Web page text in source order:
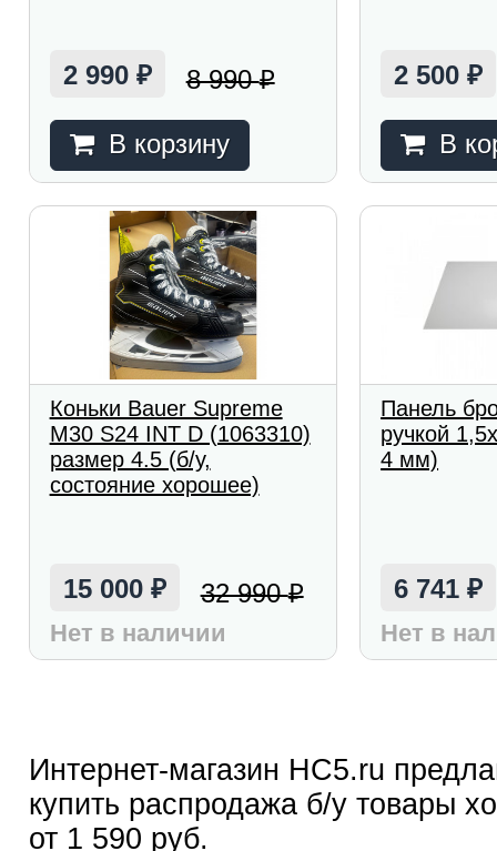
2 990 ₽ 8 990₽
В корзину
2 500₽
В
Коньки Bauer Supreme
M30 S24 INT D (1063310)
размер 4.5 (б/у,
состояние хорошее)
15 000 ₽ 32 990₽
Нет в наличии
Панель
ручкой
4 мм)
6 741₽
Нет в
Интернет-магазин HC5.ru
купить распродажа б/у товары
от 1 590 руб.